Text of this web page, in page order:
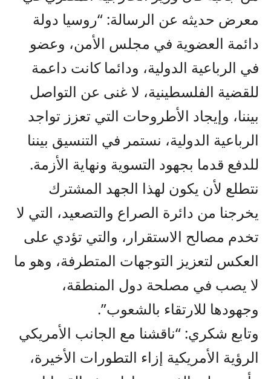
معرض حديثه عن الرسالة: “روسيا دولة
دائمة العضوية في مجلس الأمن، وعضو
في الرباعية الدولية، ودائما كانت داعمة
للقضية الفلسطينية، لا غنى عن التواصل
بيننا، وإيجاد الأطروحات التي تعزز تواجد
الرباعية الدولية، نستمر في التنسيق بيننا
للدفع قدما بجهود التسوية ونهاية الأزمة.
نتطلع لأن يكون لهذا الجهد المشترك
يخرجنا من دائرة الصراع والتصعيد، التي لا
تخدم مصالح الاستقرار، والتي تؤدي على
العكس لتعزيز التوجهات المتطرفة، وهو ما
لا يصب في مصلحة دول المنطقة،
وجهودها للارتقاء بالشعوب”.
وتابع شكري: “ناقشنا مع الجانب الأمريكي
الرؤية الأمريكية إزاء التطورات الأخيرة،